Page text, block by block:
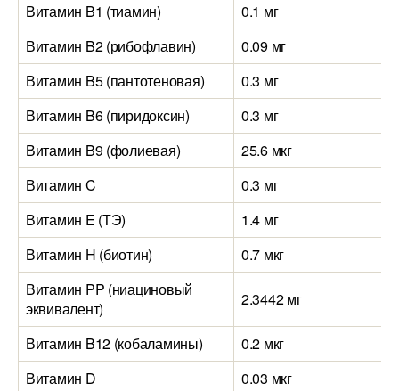
Витамин B1 (тиамин)
0.1 мг
Витамин B2 (рибофлавин)
0.09 мг
Витамин B5 (пантотеновая)
0.3 мг
Витамин B6 (пиридоксин)
0.3 мг
Витамин B9 (фолиевая)
25.6 мкг
Витамин C
0.3 мг
Витамин E (ТЭ)
1.4 мг
Витамин H (биотин)
0.7 мкг
Витамин PP (ниациновый
эквивалент)
2.3442 мг
Витамин B12 (кобаламины)
0.2 мкг
Витамин D
0.03 мкг